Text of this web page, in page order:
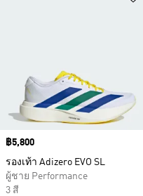
Price
฿5,800
รองเท้า Adizero EVO SL
ผู้ชาย Performance
3 สี